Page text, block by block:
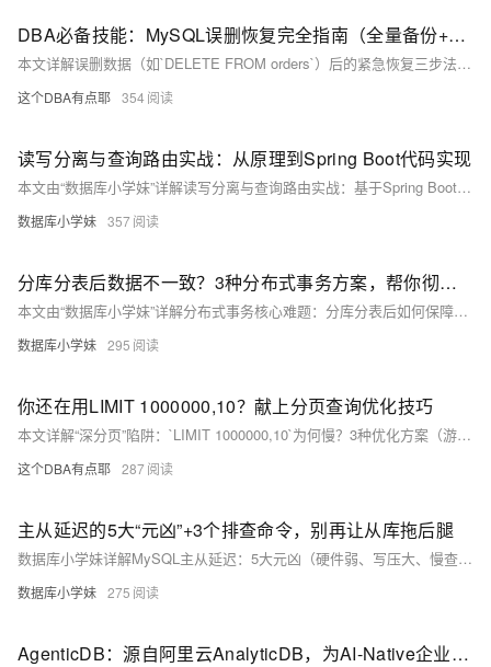
DBA必备技能：MySQL误删恢复完全指南（全量备份+binlog回放）
本文详解误删数据（如`DELETE FROM orders`）后的紧急恢复三步法：查Binlog→临时库回放→差异导回，并附4条血泪预防措施。不讲段子，只教能救命的操作！
这个DBA有点耶 354
读写分离与查询路由实战：从原理到Spring Boot代码实现
本文由“数据库小学妹”详解读写分离与查询路由实战：基于Spring Boot + 动态数据源（AbstractRoutingDataSource + AOP）实现主从库自动分流；对比ShardingSphere等中间件方案；涵盖强制读主、延迟感知、负载均衡等路由策略及避坑指南。
数据库小学妹 357
分库分表后数据不一致？3种分布式事务方案，帮你彻底解决“钱货不等”难题
本文由“数据库小学妹”详解分布式事务核心难题：分库分表后如何保障跨库数据一致性。涵盖TCC、消息队列（最终一致性）、2PC等方案对比，强调互联网场景首选“MQ+幂等+本地消息表”，并指出避坑要点（重复消费、消息丢失、悬挂问题）。
数据库小学妹 295
你还在用LIMIT 1000000,10？献上分页查询优化技巧
本文详解“深分页”陷阱：`LIMIT 1000000,10`为何慢？3种优化方案（游标法、子查询定位、延迟关联）实测提速数十倍，助你零成本提升SQL性能！
这个DBA有点耶 287
主从延迟的5大“元凶”+3个排查命令，别再让从库拖后腿
数据库小学妹详解MySQL主从延迟：5大元凶（硬件弱、写压大、慢查询、网络差、大事务）+3条核心排查命令（SHOW SLAVE STATUS等），助你快速定位、精准优化，避坑生产故障！
数据库小学妹 275
AgenticDB：源自阿里云AnalyticDB，为AI-Native企业而生